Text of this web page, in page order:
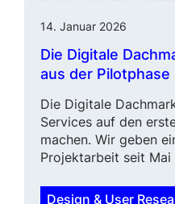
14. Januar 2026
Die Digitale
aus der Pilotphase
Die Digitale
Services auf den
machen. Wir geben
Projektarbeit seit Mai
Design & User